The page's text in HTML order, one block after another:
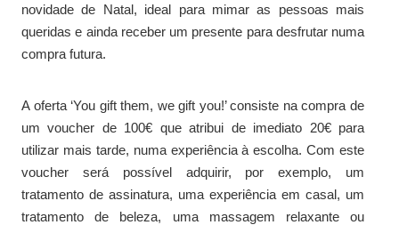
novidade de Natal, ideal para mimar as pessoas mais
queridas e ainda receber um presente para desfrutar numa
compra futura.
A oferta ‘You gift them, we gift you!’ consiste na compra de
um voucher de 100€ que atribui de imediato 20€ para
utilizar mais tarde, numa experiência à escolha. Com este
voucher será possível adquirir, por exemplo, um
tratamento de assinatura, uma experiência em casal, um
tratamento de beleza, uma massagem relaxante ou